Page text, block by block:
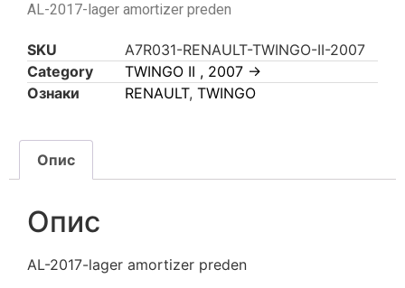
AL-2017-lager amortizer preden
SKU
A7R031-RENAULT-TWINGO-II-2007
Category
TWINGO II , 2007 ->
Ознаки
RENAULT, TWINGO
Опис
Опис
AL-2017-lager amortizer preden